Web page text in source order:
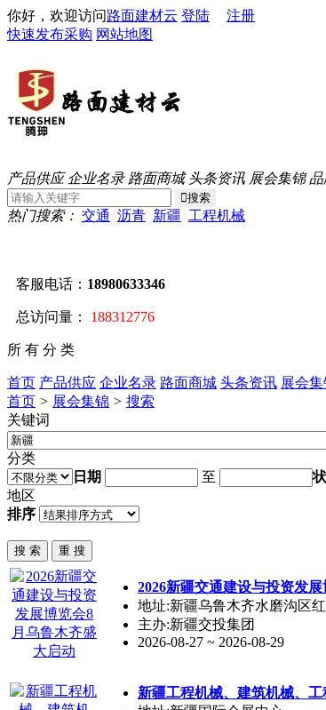
你好，欢迎访问路面建材云 登陆
注册
快速发布采购 网站地图
产品供应 企业名录 路面商城 头条资讯 展会集锦
热门搜索： 交通 沥青 新疆 工程机械
客服电话： 18980633346
总访问量： 188312776
所 有 分 类
首页 产品供应 企业名录 路面商城 头条资讯 展会
首页 > 展会集锦 > 搜索
关键词
分类
日期
至
地区
排序
2026新疆交通建设与投资发
地址:新疆乌鲁木齐水磨沟区
主办:新疆交投集团
2026-08-27 ~ 2026-08-29
新疆工程机械、建筑机械、